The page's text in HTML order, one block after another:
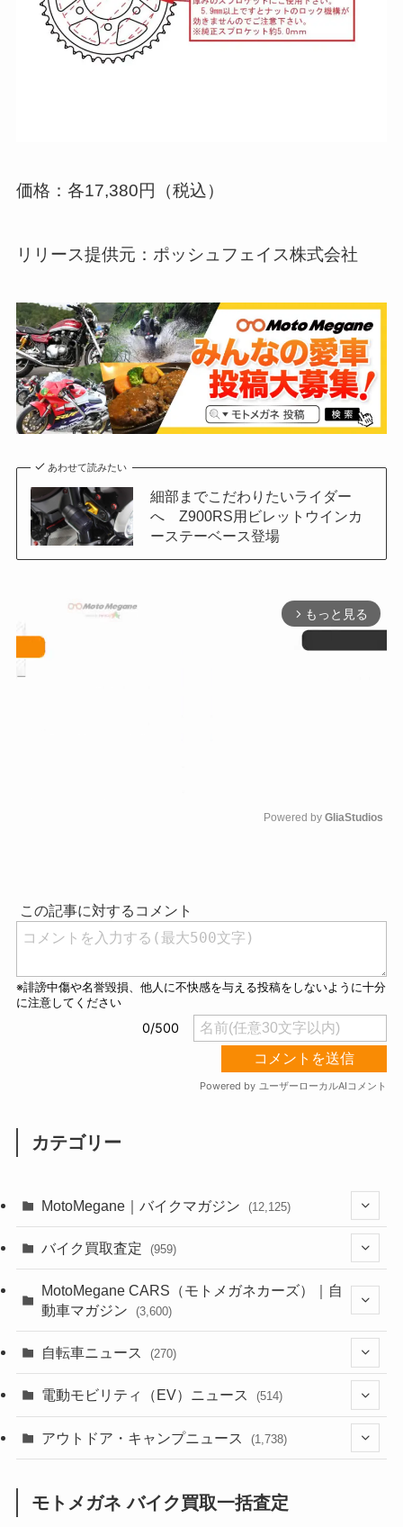
価格：各17,380円（税込）
リリース提供元：ポッシュフェイス株式会社
あわせて読みたい
細部までこだわりたいライダー
へ Z900RS用ビレットウインカ
ーステーベース登場
arrow_forward_ios もっと見る
Powered by GliaStudios
カテゴリー
MotoMegane｜バイクマガジン (12,125)
(44)
(637)
(118)
(60)
(31)
(252)
(38)
(24)
(249)
(64)
(306)
(6,953)
(2,473)
(249)
(1,226)
(12) (66)
(1,139)
バイク買取査定 (959)
(352)
MotoMegane CARS（モトメガネカーズ）｜自
動車マガジン
(3,600)
(185)
(137) (2,741)
自転車ニュース (270)
(54)
(211)
電動モビリティ（EV）ニュース (514)
(132)
(171)
アウトドア・キャンプニュース (1,738)
モトメガネ バイク買取一括査定